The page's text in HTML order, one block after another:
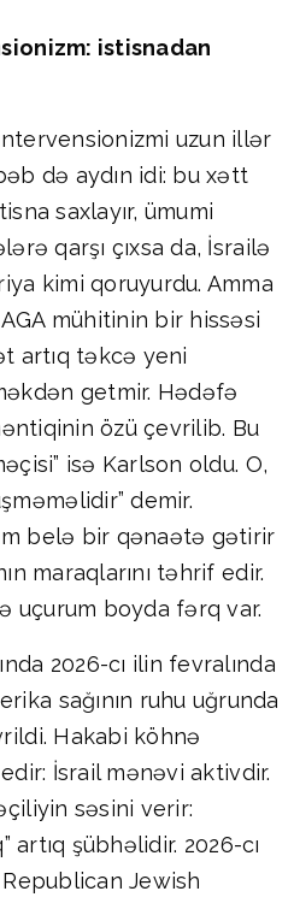
istisnadan
uzun illər
də aydın idi: bu xətt
saxlayır, ümumi
qarşı çıxsa da, İsrailə
kimi qoruyurdu. Amma
mühitinin bir hissəsi
artıq təkcə yeni
getmir. Hədəfə
özü çevrilib. Bu
isə Karlson oldu. O,
demir.
belə bir qənaətə gətirir
maraqlarını təhrif edir.
uçurum boyda fərq var.
2026-cı ilin fevralında
sağının ruhu uğrunda
Hakabi köhnə
İsrail mənəvi aktivdir.
səsini verir:
artıq şübhəlidir. 2026-cı
Jewish